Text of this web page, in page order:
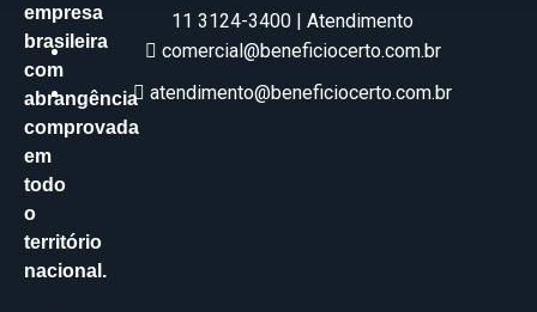
empresa
brasileira
com
abrangência
comprovada
em
todo
o
território
nacional.
11 3124-3400 | Atendimento
comercial@beneficiocerto.com.br
atendimento@beneficiocerto.com.br